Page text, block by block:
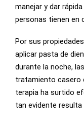
manejar y dar
personas tienen en
Por sus
aplicar pasta de
durante la noche,
tratamiento casero
terapia ha surtido
tan evidente